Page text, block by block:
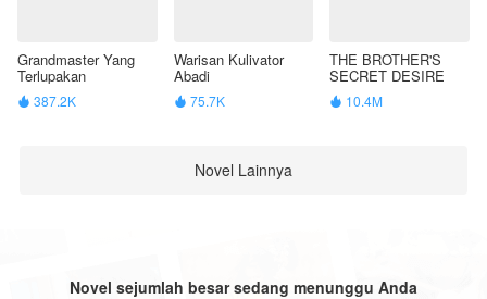
Grandmaster Yang
Terlupakan
 387.2K
Warisan Kulivator
Abadi
 75.7K
THE BROTHER'S
SECRET DESIRE
 10.4M
Novel Lainnya
Novel sejumlah besar sedang menunggu Anda